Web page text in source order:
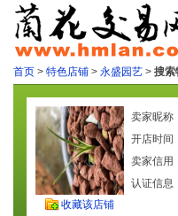
首页 > 特色店铺 > 永盛园艺 > 搜索
收藏该店铺
卖家昵称
开店时间
卖家信用
认证信息